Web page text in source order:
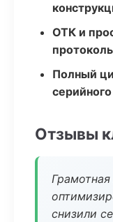
ОТК и
Полный
Отзывы
снизили